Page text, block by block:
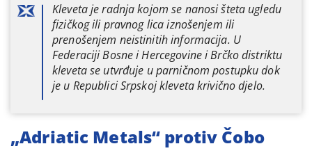
Kleveta je radnja kojom se nanosi šteta ugledu
fizičkog ili pravnog lica iznošenjem ili
prenošenjem neistinitih informacija. U
Federaciji Bosne i Hercegovine i Brčko distriktu
kleveta se utvrđuje u parničnom postupku dok
je u Republici Srpskoj kleveta krivično djelo.
„Adriatic Metals“ protiv Čobo